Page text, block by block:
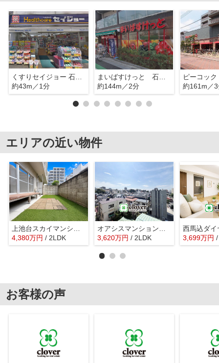
くすりセイジョー 石川台店
約43m／1分
まいばすけっと 石川台駅南
約144m／2分
ピーコッ
約161m／
エリアの近い物件
4,380万円 / 2LDK
3,620万円 / 2LDK 3,699万円
お客様の声